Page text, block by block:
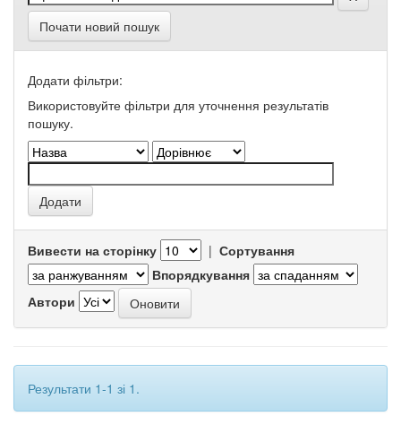
Почати новий пошук
Додати фільтри:
Використовуйте фільтри для уточнення результатів
пошуку.
Вивести на сторінку | Сортування
Впорядкування
Автори
Результати 1-1 зі 1.